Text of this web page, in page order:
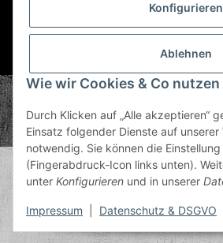
* Alle Preise inkl. gesetzlicher USt., zzgl.Versand
Copyright © 2026 Plastic
Powered byJTL-Shop
Konfigurieren
Ablehnen
Wie wir Cookies & Co nutzen
Durch Klicken auf „Alle akzeptieren“
Einsatz folgender Dienste auf unserer
notwendig. Sie können die
(Fingerabdruck-Icon links unten).
unter Konfigurieren und in unserer
Impressum Datenschutz & DSGVO